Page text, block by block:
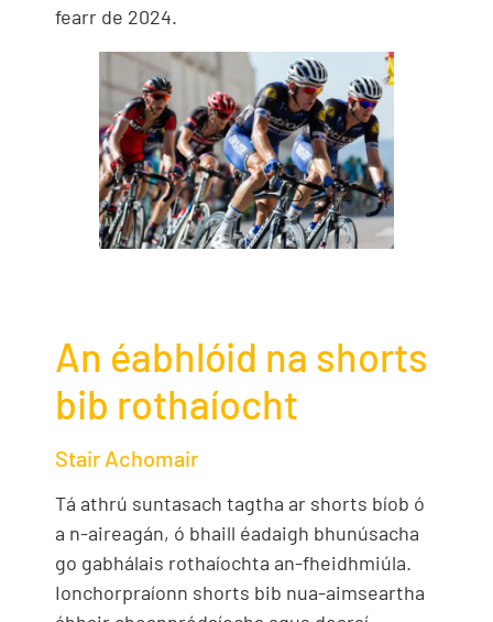
fearr de 2024.
An éabhlóid na shorts
bib rothaíocht
Stair Achomair
Tá athrú suntasach tagtha ar shorts bíob ó
a n-aireagán, ó bhaill éadaigh bhunúsacha
go gabhálais rothaíochta an-fheidhmiúla.
Ionchorpraíonn shorts bib nua-aimseartha